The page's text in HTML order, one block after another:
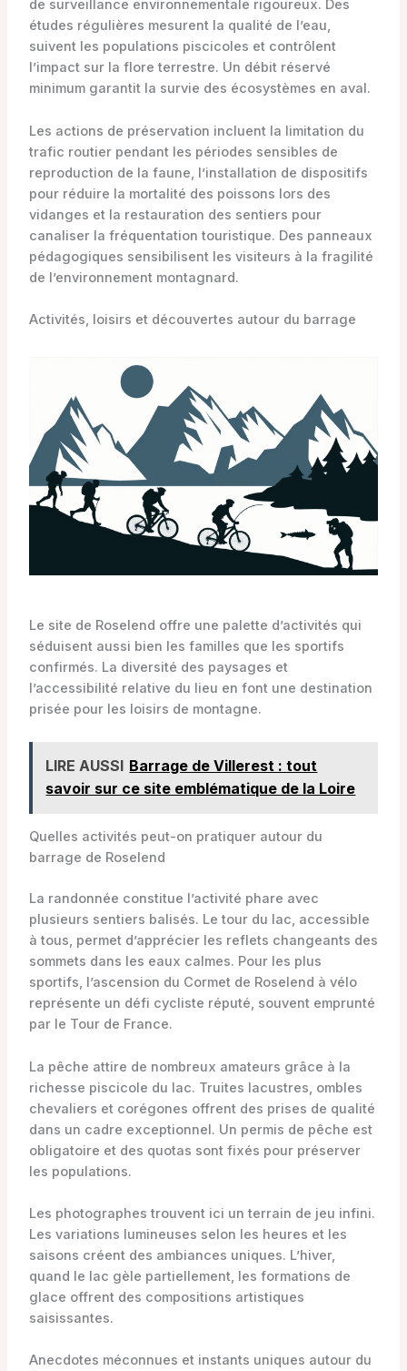
de surveillance environnementale rigoureux. Des
études régulières mesurent la qualité de l’eau,
suivent les populations piscicoles et contrôlent
l’impact sur la flore terrestre. Un débit réservé
minimum garantit la survie des écosystèmes en aval.
Les actions de préservation incluent la limitation du
trafic routier pendant les périodes sensibles de
reproduction de la faune, l’installation de dispositifs
pour réduire la mortalité des poissons lors des
vidanges et la restauration des sentiers pour
canaliser la fréquentation touristique. Des panneaux
pédagogiques sensibilisent les visiteurs à la fragilité
de l’environnement montagnard.
Activités, loisirs et découvertes autour du barrage
Le site de Roselend offre une palette d’activités qui
séduisent aussi bien les familles que les sportifs
confirmés. La diversité des paysages et
l’accessibilité relative du lieu en font une destination
prisée pour les loisirs de montagne.
LIRE AUSSI Barrage de Villerest : tout
savoir sur ce site emblématique de la Loire
Quelles activités peut-on pratiquer autour du
barrage de Roselend
La randonnée constitue l’activité phare avec
plusieurs sentiers balisés. Le tour du lac, accessible
à tous, permet d’apprécier les reflets changeants des
sommets dans les eaux calmes. Pour les plus
sportifs, l’ascension du Cormet de Roselend à vélo
représente un défi cycliste réputé, souvent emprunté
par le Tour de France.
La pêche attire de nombreux amateurs grâce à la
richesse piscicole du lac. Truites lacustres, ombles
chevaliers et corégones offrent des prises de qualité
dans un cadre exceptionnel. Un permis de pêche est
obligatoire et des quotas sont fixés pour préserver
les populations.
Les photographes trouvent ici un terrain de jeu infini.
Les variations lumineuses selon les heures et les
saisons créent des ambiances uniques. L’hiver,
quand le lac gèle partiellement, les formations de
glace offrent des compositions artistiques
saisissantes.
Anecdotes méconnues et instants uniques autour du